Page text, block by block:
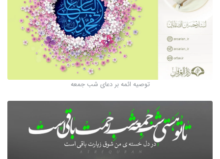
توصیه ائمه بر دعای شب جمعه